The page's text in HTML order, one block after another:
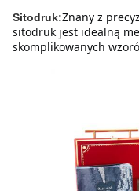
Sitodruk:Znany z
sitodruk jest idealną
skomplikowanych